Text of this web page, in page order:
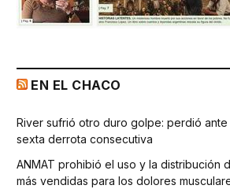
EN EL CHACO
River sufrió otro duro golpe: perdió ante
sexta derrota consecutiva
ANMAT prohibió el uso y la distribución
más vendidas para los dolores